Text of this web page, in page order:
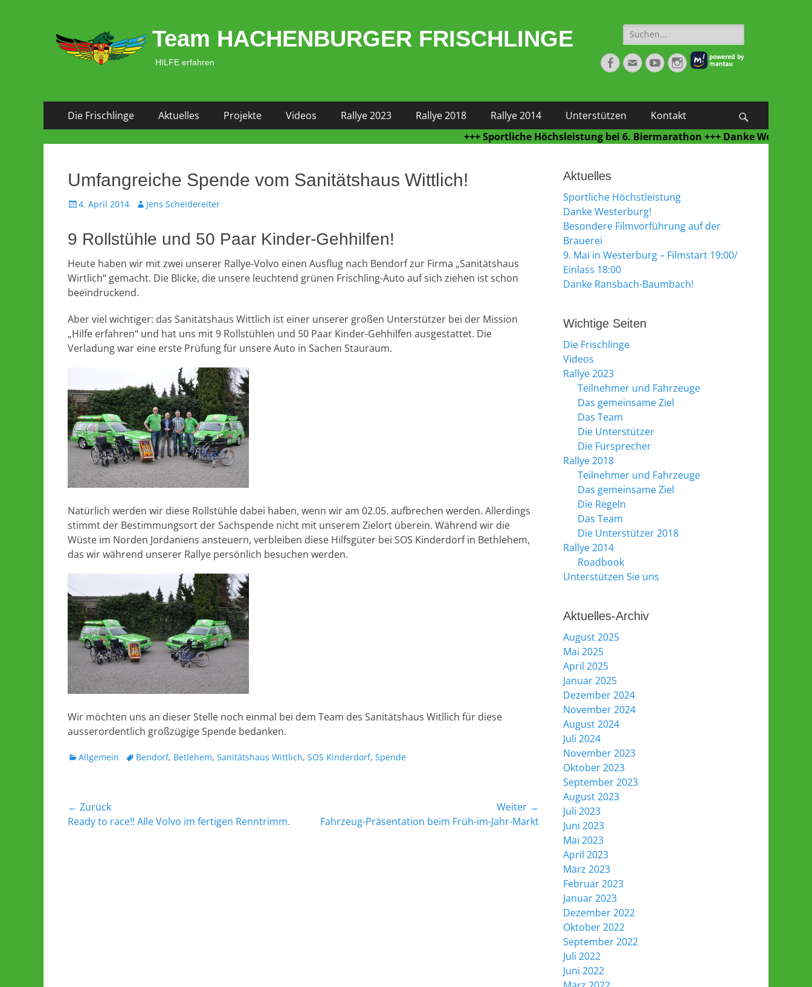
Team HACHENBURGER FRISCHLINGE
HILFE erfahren
Suche
nach:
Facebook
E-
Mail
YouTubeInstagram
Primäres Menü
Inhalt
Die Frischlinge Aktuelles Projekte Videos Rallye 2023 Rallye 2018 Rallye 2014 Unterstützen Kontakt
+++ Sportliche Höchsleistung bei 6. Biermarathon +++ Danke Westerburg für
Umfangreiche Spende vom Sanitätshaus Wittlich!
Veröffentlicht
4. April 2014 AutorJens Scheidereiter
9 Rollstühle und 50 Paar Kinder-Gehhilfen!
Heute haben wir mit zwei unserer Rallye-Volvo einen Ausflug nach Bendorf zur Firma „Sanitätshaus
Wirtlich“ gemacht. Die Blicke, die unsere leuchtend grünen Frischling-Auto auf sich ziehen ist schon
beeindruckend.
Aber viel wichtiger: das Sanitätshaus Wittlich ist einer unserer großen Unterstützer bei der Mission
„Hilfe erfahren“ und hat uns mit 9 Rollstühlen und 50 Paar Kinder-Gehhilfen ausgestattet. Die
Verladung war eine erste Prüfung für unsere Auto in Sachen Stauraum.
Natürlich werden wir diese Rollstühle dabei haben, wenn wir am 02.05. aufbrechen werden. Allerdings
stimmt der Bestimmungsort der Sachspende nicht mit unserem Zielort überein. Während wir die
Wüste im Norden Jordaniens ansteuern, verbleiben diese Hilfsgüter bei SOS Kinderdorf in Bethlehem,
das wir während unserer Rallye persönlich besuchen werden.
Wir möchten uns an dieser Stelle noch einmal bei dem Team des Sanitätshaus Witllich für diese
ausserordentlich großzügige Spende bedanken.
Kategorien
Allgemein Schlagworte
Bendorf, Betlehem, Sanitätshaus Wittlich, SOS Kinderdorf, Spende
Beitrags-
Navigation
← Zurück
Vorheriger
Ready to race!! Alle Volvo im fertigen Renntrimm.
Weiter →
Nächster
Fahrzeug-Präsentation beim Früh-im-Jahr-Markt
Aktuelles
Sportliche Höchstleistung
Danke Westerburg!
Besondere Filmvorführung auf der
Brauerei
9. Mai in Westerburg – Filmstart 19:00/
Einlass 18:00
Danke Ransbach-Baumbach!
Wichtige Seiten
Die Frischlinge
Videos
Rallye 2023
Teilnehmer und Fahrzeuge
Das gemeinsame Ziel
Das Team
Die Unterstützer
Die Fürsprecher
Rallye 2018
Teilnehmer und Fahrzeuge
Das gemeinsame Ziel
Die Regeln
Das Team
Die Unterstützer 2018
Rallye 2014
Roadbook
Unterstützen Sie uns
Aktuelles-Archiv
August 2025
Mai 2025
April 2025
Januar 2025
Dezember 2024
November 2024
August 2024
Juli 2024
November 2023
Oktober 2023
September 2023
August 2023
Juli 2023
Juni 2023
Mai 2023
April 2023
März 2023
Februar 2023
Januar 2023
Dezember 2022
Oktober 2022
September 2022
Juli 2022
Juni 2022